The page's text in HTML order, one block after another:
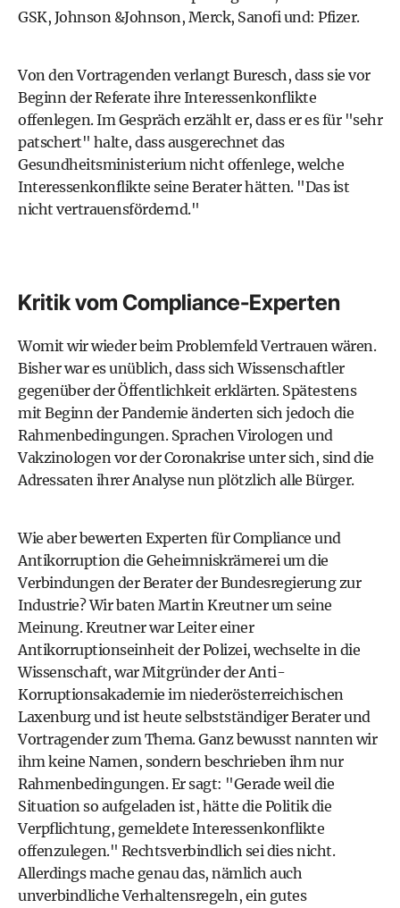
GSK, Johnson &Johnson, Merck, Sanofi und: Pfizer.
Von den Vortragenden verlangt Buresch, dass sie vor
Beginn der Referate ihre Interessenkonflikte
offenlegen. Im Gespräch erzählt er, dass er es für "sehr
patschert" halte, dass ausgerechnet das
Gesundheitsministerium nicht offenlege, welche
Interessenkonflikte seine Berater hätten. "Das ist
nicht vertrauensfördernd."
Kritik vom Compliance-Experten
Womit wir wieder beim Problemfeld Vertrauen wären.
Bisher war es unüblich, dass sich Wissenschaftler
gegenüber der Öffentlichkeit erklärten. Spätestens
mit Beginn der Pandemie änderten sich jedoch die
Rahmenbedingungen. Sprachen Virologen und
Vakzinologen vor der Coronakrise unter sich, sind die
Adressaten ihrer Analyse nun plötzlich alle Bürger.
Wie aber bewerten Experten für Compliance und
Antikorruption die Geheimniskrämerei um die
Verbindungen der Berater der Bundesregierung zur
Industrie? Wir baten Martin Kreutner um seine
Meinung. Kreutner war Leiter einer
Antikorruptionseinheit der Polizei, wechselte in die
Wissenschaft, war Mitgründer der Anti-
Korruptionsakademie im niederösterreichischen
Laxenburg und ist heute selbstständiger Berater und
Vortragender zum Thema. Ganz bewusst nannten wir
ihm keine Namen, sondern beschrieben ihm nur
Rahmenbedingungen. Er sagt: "Gerade weil die
Situation so aufgeladen ist, hätte die Politik die
Verpflichtung, gemeldete Interessenkonflikte
offenzulegen." Rechtsverbindlich sei dies nicht.
Allerdings mache genau das, nämlich auch
unverbindliche Verhaltensregeln, ein gutes